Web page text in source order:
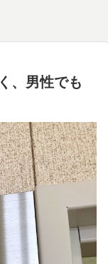
、男性でも